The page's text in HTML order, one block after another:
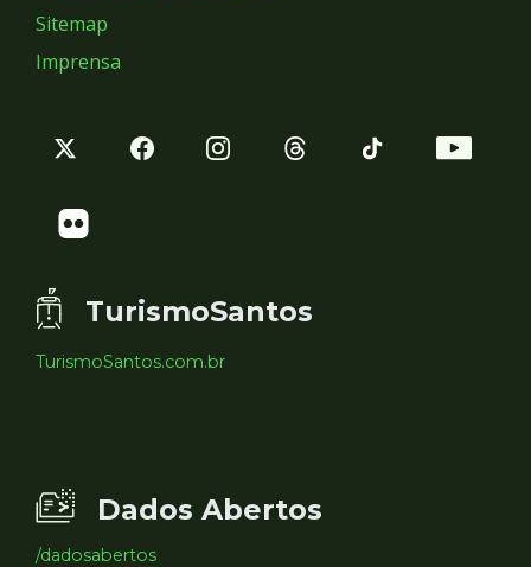
Sitemap
Imprensa
TurismoSantos
TurismoSantos.com.br
Dados Abertos
/dadosabertos